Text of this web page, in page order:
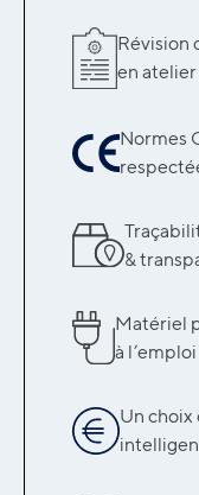
Révision
en atelier
Normes
&
Matériel
à l’emploi
Un